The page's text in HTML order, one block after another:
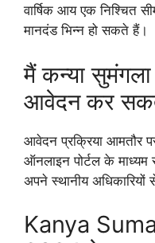
वार्षिक आय एक निश्चित
मानदंड भिन्न हो सकते हैं।
मैं कन्या
आवेदन कर
आवेदन प्रक्रिया आमतौर पर
ऑनलाइन पोर्टल के
अपने स्थानीय अधिकारियों
Kanya